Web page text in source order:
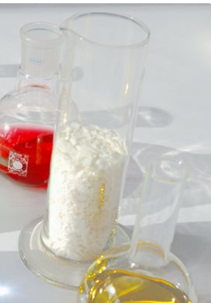
Aluminiumstearat
Amidosulfonsäure
Ätznatron in Schuppen